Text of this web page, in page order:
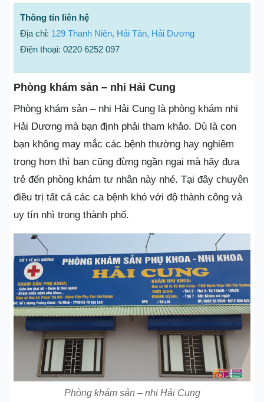
Thông tin liên hệ
Địa chỉ: 129 Thanh Niên, Hải Tân, Hải Dương
Điện thoại: 0220 6252 097
Phòng khám sản – nhi Hải Cung
Phòng khám sản – nhi Hải Cung là phòng khám nhi
Hải Dương mà bạn định phải tham khảo. Dù là con
bạn không may mắc các bệnh thường hay nghiêm
trọng hơn thì bạn cũng đừng ngần ngại mà hãy đưa
trẻ đến phòng khám tư nhân này nhé. Tại đây chuyên
điều trị tất cả các ca bệnh khó với độ thành công và
uy tín nhì trong thành phố.
Phòng khám sản – nhi Hải Cung